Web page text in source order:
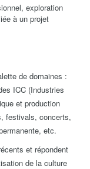
exploration
à un projet
de domaines :
ICC (Industries
et production
festivals, concerts,
etc.
et répondent
de la culture